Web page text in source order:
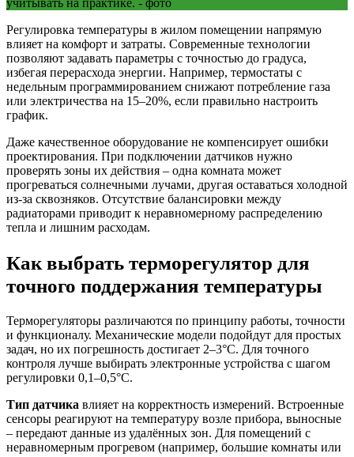
Регулировка температуры в жилом помещении напрямую
влияет на комфорт и затраты. Современные технологии
позволяют задавать параметры с точностью до градуса,
избегая перерасхода энергии. Например, термостаты с
недельным программированием снижают потребление газа
или электричества на 15–20%, если правильно настроить
график.
Даже качественное оборудование не компенсирует ошибки
проектирования. При подключении датчиков нужно
проверять зоны их действия – одна комната может
прогреваться солнечными лучами, другая оставаться холодной
из-за сквозняков. Отсутствие балансировки между
радиаторами приводит к неравномерному распределению
тепла и лишним расходам.
Как выбрать терморегулятор для
точного поддержания температуры
Терморегуляторы различаются по принципу работы, точности
и функционалу. Механические модели подойдут для простых
задач, но их погрешность достигает 2–3°C. Для точного
контроля лучше выбирать электронные устройства с шагом
регулировки 0,1–0,5°C.
Тип датчика влияет на корректность измерений. Встроенные
сенсоры реагируют на температуру возле прибора, выносные
– передают данные из удалённых зон. Для помещений с
неравномерным прогревом (например, большие комнаты или